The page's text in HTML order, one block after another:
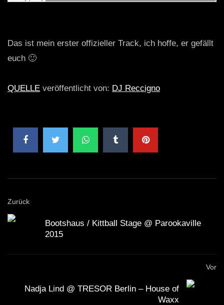
Das ist mein erster offizieller Track, ich hoffe, er gefällt
euch 🙂
QUELLE veröffentlicht von: DJ Reccigno
Zurück
Bootshaus / Kittball Stage @ Parookaville
2015
Vor
Nadja Lind @ TRESOR Berlin – House of
Waxx